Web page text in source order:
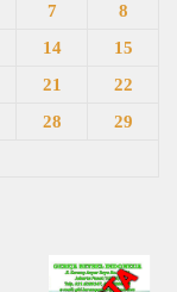
7
8
14
15
21
22
28
29